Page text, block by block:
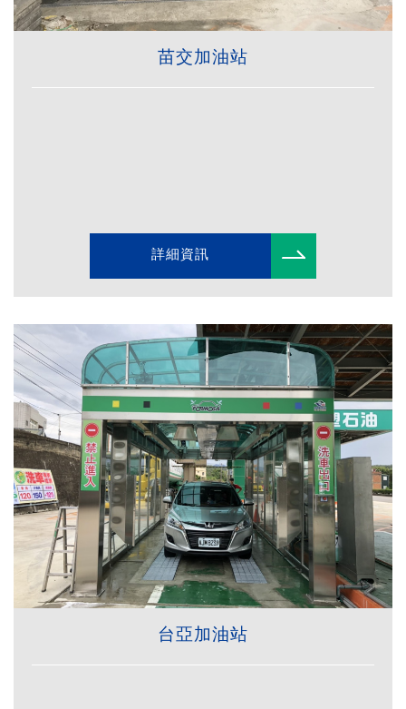
苗交加油站
詳細資訊
台亞加油站